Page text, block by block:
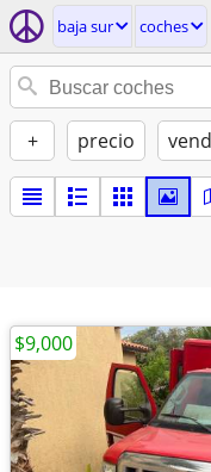
baja sur coches
+ precio
$9,000